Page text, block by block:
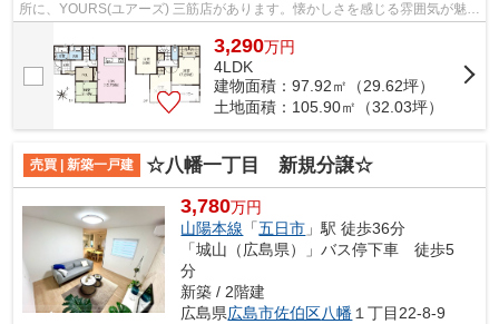
所に、YOURS(ユアーズ) 三筋店があります。懐かしさを感じる雰囲気が魅力
3,290万円
4LDK
建物面積：97.92㎡（29.62坪）
土地面積：105.90㎡（32.03坪）
売買 | 新築一戸建 ☆八幡一丁目 新規分譲☆
3,780万円
山陽本線 「五日市 」駅 徒歩36分
「城山（広島県）」バス停下車 徒歩5
分
新築 / 2階建
広島県広島市佐伯区八幡１丁目22-8-9